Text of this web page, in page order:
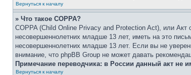
Вернуться к началу
» Что такое COPPA?
COPPA (Child Online Privacy and Protection Act), или
несовершеннолетних младше 13 лет, иметь на это
несовершеннолетних младше 13 лет. Если вы не
внимание, что phpBB Group не может давать
Примечание переводчика: в России данный акт не
Вернуться к началу